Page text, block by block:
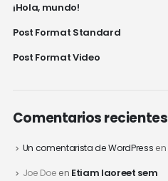
¡Hola, mundo!
Post Format Standard
Post Format Video
Comentarios recientes
Un comentarista de WordPress en
Joe Doe en Etiam laoreet sem